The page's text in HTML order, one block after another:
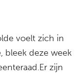
voelt zich in
bleek deze week
zijn